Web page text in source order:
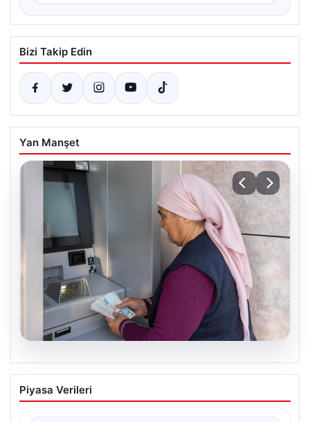
Bizi Takip Edin
Yan Manşet
05.08.2026
Emekli maaşı ödemeleri ne zaman
yatacak? SGK, Bağ-Kur, Emekli Sandığı
Piyasa Verileri